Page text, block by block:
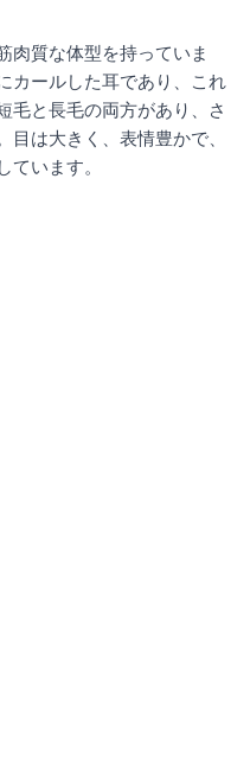
肉質な体型を持っていま
カールした耳であり、これ
毛と長毛の両方があり、さ
目は大きく、表情豊かで、
ています。
に適応し、さまざまな状
で幸せに過ごすために最適
しばしば注意と愛情を求